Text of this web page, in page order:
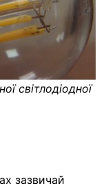
світлодіодної
зазвичай